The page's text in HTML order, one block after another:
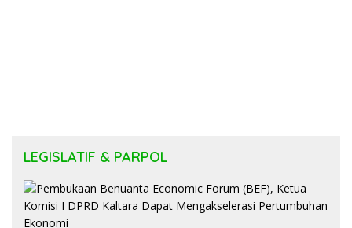
LEGISLATIF & PARPOL